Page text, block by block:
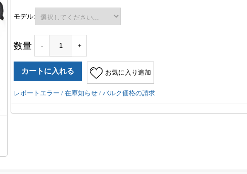
モデル:
数量 - +
お気に入り追加
レポートエラー / 在庫知らせ / バルク価格の請求